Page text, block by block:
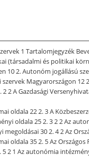
1 Tartalomjegyzék
(társadalmi és politikai
2. Autonóm jogállású
Magyarországon 12
A Gazdasági
oldala 22 2. 3 A
oldala 25 2. 3 2 2 Az
30 2. 4 2 Az
oldala 35 2. 5 Az
2 1 Az autonómia